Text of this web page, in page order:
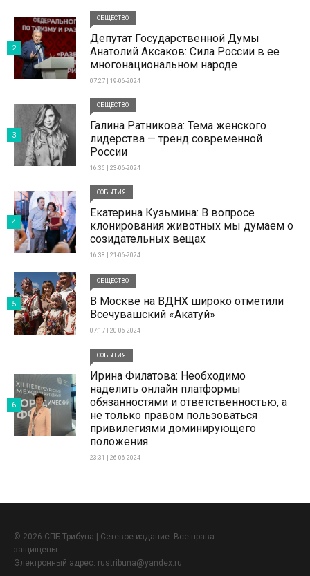
ОБЩЕСТВО
Депутат Государственной Думы
Анатолий Аксаков: Сила России в ее
многонациональном народе
07:27 | 19-06-2024
2
ОБЩЕСТВО
Галина Ратникова: Тема женского
лидерства — тренд современной
России
16:36 | 23-06-2024
3
СОБЫТИЯ
Екатерина Кузьмина: В вопросе
клонирования животных мы думаем о
созидательных вещах
16:38 | 21-06-2024
4
ОБЩЕСТВО
В Москве на ВДНХ широко отметили
Всечувашский «Акатуй»
07:17 | 20-06-2024
5
СОБЫТИЯ
Ирина Филатова: Необходимо
наделить онлайн платформы
обязанностями и ответственностью, а
не только правом пользоваться
привилегиями доминирующего
положения
23:31 | 26-06-2024
6
© 2026 СПБ Трибуна | Сетевое издание. Все права
защищены.
Электронный адрес: rustribuna@yandex.ru